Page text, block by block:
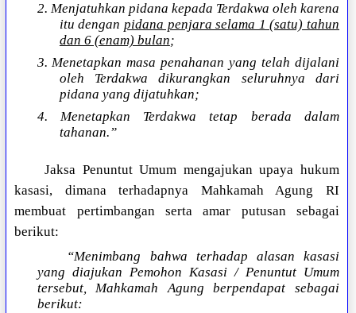
2. Menjatuhkan pidana kepada Terdakwa oleh karena
itu denganpidana penjara selama 1 (satu) tahun
dan 6 (enam) bulan;
3. Menetapkan masa penahanan yang telah dijalani
oleh Terdakwa dikurangkan seluruhnya dari
pidana yang dijatuhkan;
4. Menetapkan Terdakwa tetap berada dalam
tahanan.”
Jaksa Penuntut Umum mengajukan upaya hukum
kasasi, dimana terhadapnya Mahkamah Agung RI
membuat pertimbangan serta amar putusan sebagai
berikut:
“Menimbang bahwa terhadap alasan kasasi
yang diajukan Pemohon Kasasi / Penuntut Umum
tersebut, Mahkamah Agung berpendapat sebagai
berikut: